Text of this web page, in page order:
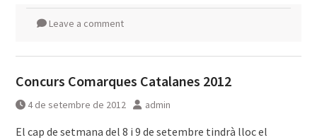
Leave a comment
Concurs Comarques Catalanes 2012
4 de setembre de 2012 admin
El cap de setmana del 8 i 9 de setembre tindrà lloc el